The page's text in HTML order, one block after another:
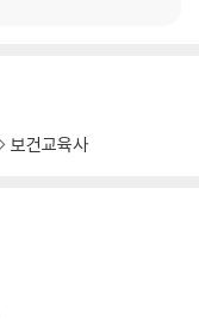
보건교육사